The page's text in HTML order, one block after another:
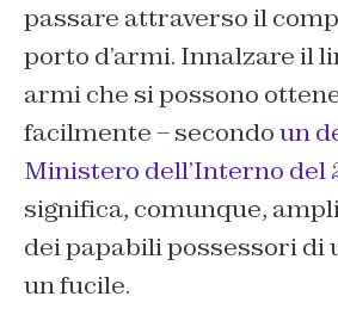
passare attraverso il
porto d’armi. Innalzare il
armi che si possono
facilmente – secondoun
Ministero dell’Interno del
significa, comunque,
dei papabili possessori di
un fucile.